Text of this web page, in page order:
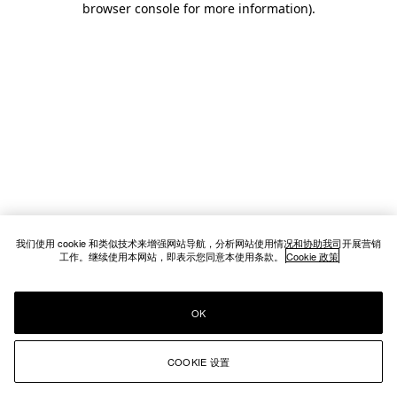
browser console for more information).
我们使用 cookie 和类似技术来增强网站导航，分析网站使用情况和协助我司开展营销
工作。继续使用本网站，即表示您同意本使用条款。 Cookie 政策
COOKIE 设置
OK